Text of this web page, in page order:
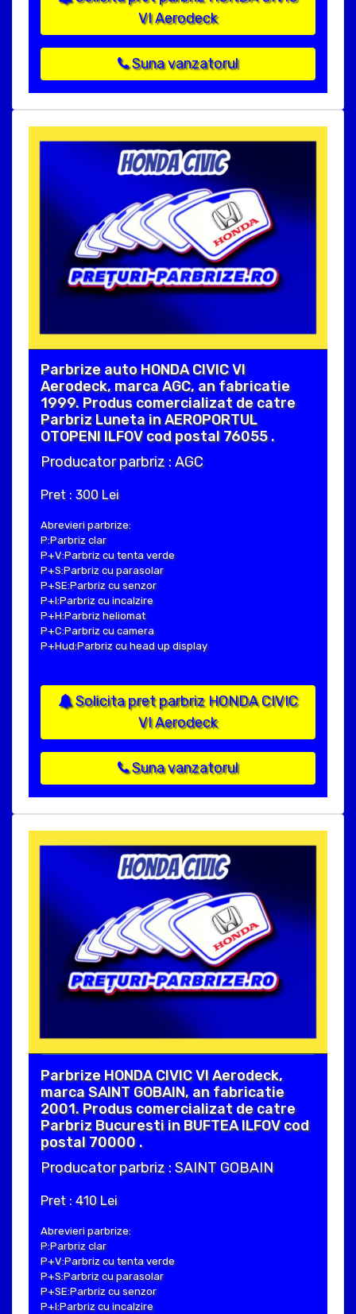
VI Aerodeck
Suna vanzatorul
Parbrize auto HONDA CIVIC VI
Aerodeck, marca AGC, an fabricatie
1999. Produs comercializat de catre
Parbriz Luneta in AEROPORTUL
OTOPENI ILFOV cod postal 76055 .
Producator parbriz : AGC
Pret : 300 Lei
Abrevieri parbrize:
P:Parbriz clar
P+V:Parbriz cu tenta verde
P+S:Parbriz cu parasolar
P+SE:Parbriz cu senzor
P+I:Parbriz cu incalzire
P+H:Parbriz heliomat
P+C:Parbriz cu camera
P+Hud:Parbriz cu head up display
Solicita pret parbriz HONDA CIVIC
VI Aerodeck
Suna vanzatorul
Parbrize HONDA CIVIC VI Aerodeck,
marca SAINT GOBAIN, an fabricatie
2001. Produs comercializat de catre
Parbriz Bucuresti in BUFTEA ILFOV cod
postal 70000 .
Producator parbriz : SAINT GOBAIN
Pret : 410 Lei
Abrevieri parbrize:
P:Parbriz clar
P+V:Parbriz cu tenta verde
P+S:Parbriz cu parasolar
P+SE:Parbriz cu senzor
P+I:Parbriz cu incalzire